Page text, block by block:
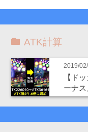
ATK計算
2019/
【ド
ーナ